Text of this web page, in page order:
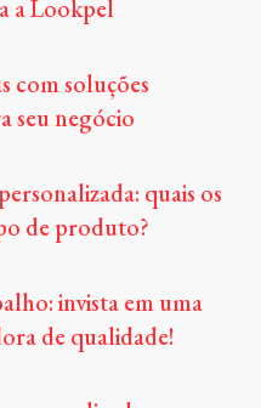
a Lookpel
com soluções
seu negócio
quais os
de produto?
invista em uma
de qualidade!